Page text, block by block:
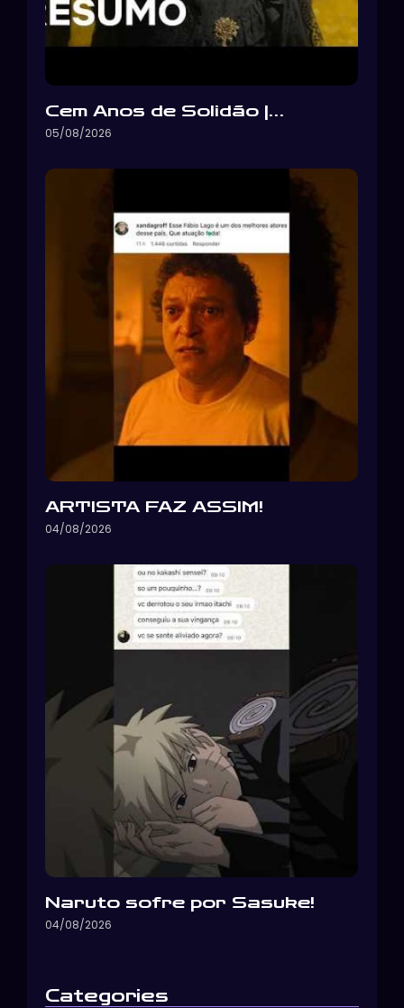
Cem Anos de Solidão |…
05/08/2026
ARTISTA FAZ ASSIM!
04/08/2026
Naruto sofre por Sasuke!
04/08/2026
Categories